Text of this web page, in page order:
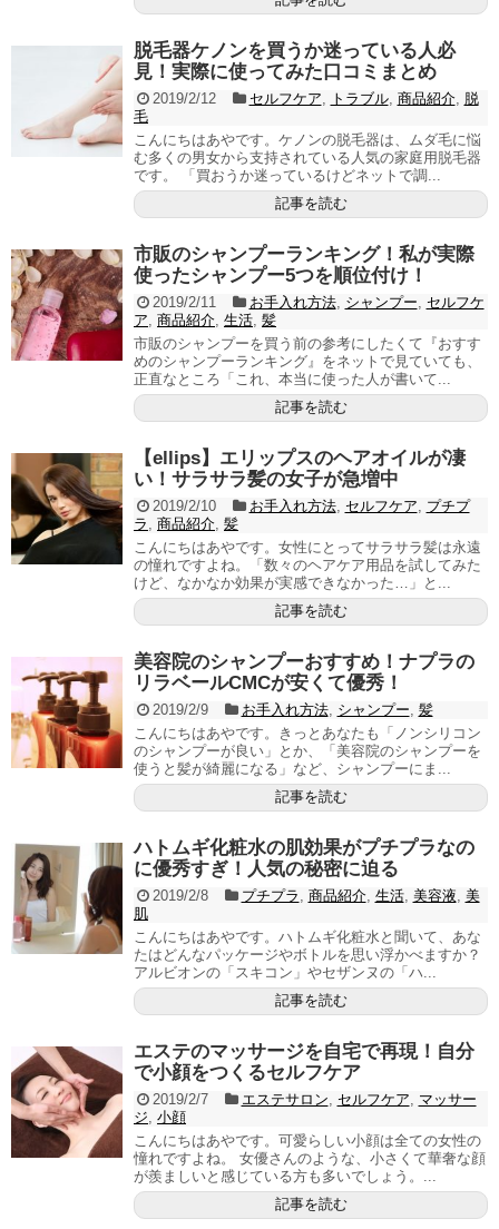
脱毛器ケノンを買うか迷っている人必
見！実際に使ってみた口コミまとめ
2019/2/12 セルフケア, トラブル, 商品紹介, 脱
毛
こんにちはあやです。ケノンの脱毛器は、ムダ毛に悩
む多くの男女から支持されている人気の家庭用脱毛器
です。 「買おうか迷っているけどネットで調...
記事を読む
市販のシャンプーランキング！私が実際
使ったシャンプー5つを順位付け！
2019/2/11 お手入れ方法, シャンプー, セルフケ
ア, 商品紹介, 生活, 髪
市販のシャンプーを買う前の参考にしたくて『おすす
めのシャンプーランキング』をネットで見ていても、
正直なところ「これ、本当に使った人が書いて...
記事を読む
【ellips】エリップスのヘアオイルが凄
い！サラサラ髪の女子が急増中
2019/2/10 お手入れ方法, セルフケア, プチプ
ラ , 商品紹介, 髪
こんにちはあやです。女性にとってサラサラ髪は永遠
の憧れですよね。「数々のヘアケア用品を試してみた
けど、なかなか効果が実感できなかった…」と...
記事を読む
美容院のシャンプーおすすめ！ナプラの
リラベールCMCが安くて優秀！
2019/2/9 お手入れ方法, シャンプー, 髪
こんにちはあやです。きっとあなたも「ノンシリコン
のシャンプーが良い」とか、「美容院のシャンプーを
使うと髪が綺麗になる」など、シャンプーにま...
記事を読む
ハトムギ化粧水の肌効果がプチプラなの
に優秀すぎ！人気の秘密に迫る
2019/2/8 プチプラ , 商品紹介, 生活, 美容液, 美
肌
こんにちはあやです。ハトムギ化粧水と聞いて、あな
たはどんなパッケージやボトルを思い浮かべますか？
アルビオンの「スキコン」やセザンヌの「ハ...
記事を読む
エステのマッサージを自宅で再現！自分
で小顔をつくるセルフケア
2019/2/7 エステサロン, セルフケア, マッサー
ジ, 小顔
こんにちはあやです。可愛らしい小顔は全ての女性の
憧れですよね。 女優さんのような、小さくて華奢な顔
が羨ましいと感じている方も多いでしょう。...
記事を読む